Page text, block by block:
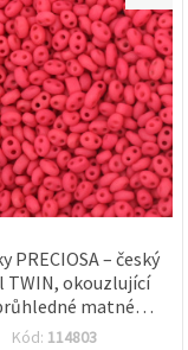
PRECIOSA – český
TWIN, okouzlující
matné
růžové, 4×5×2,5
Kód: 114803